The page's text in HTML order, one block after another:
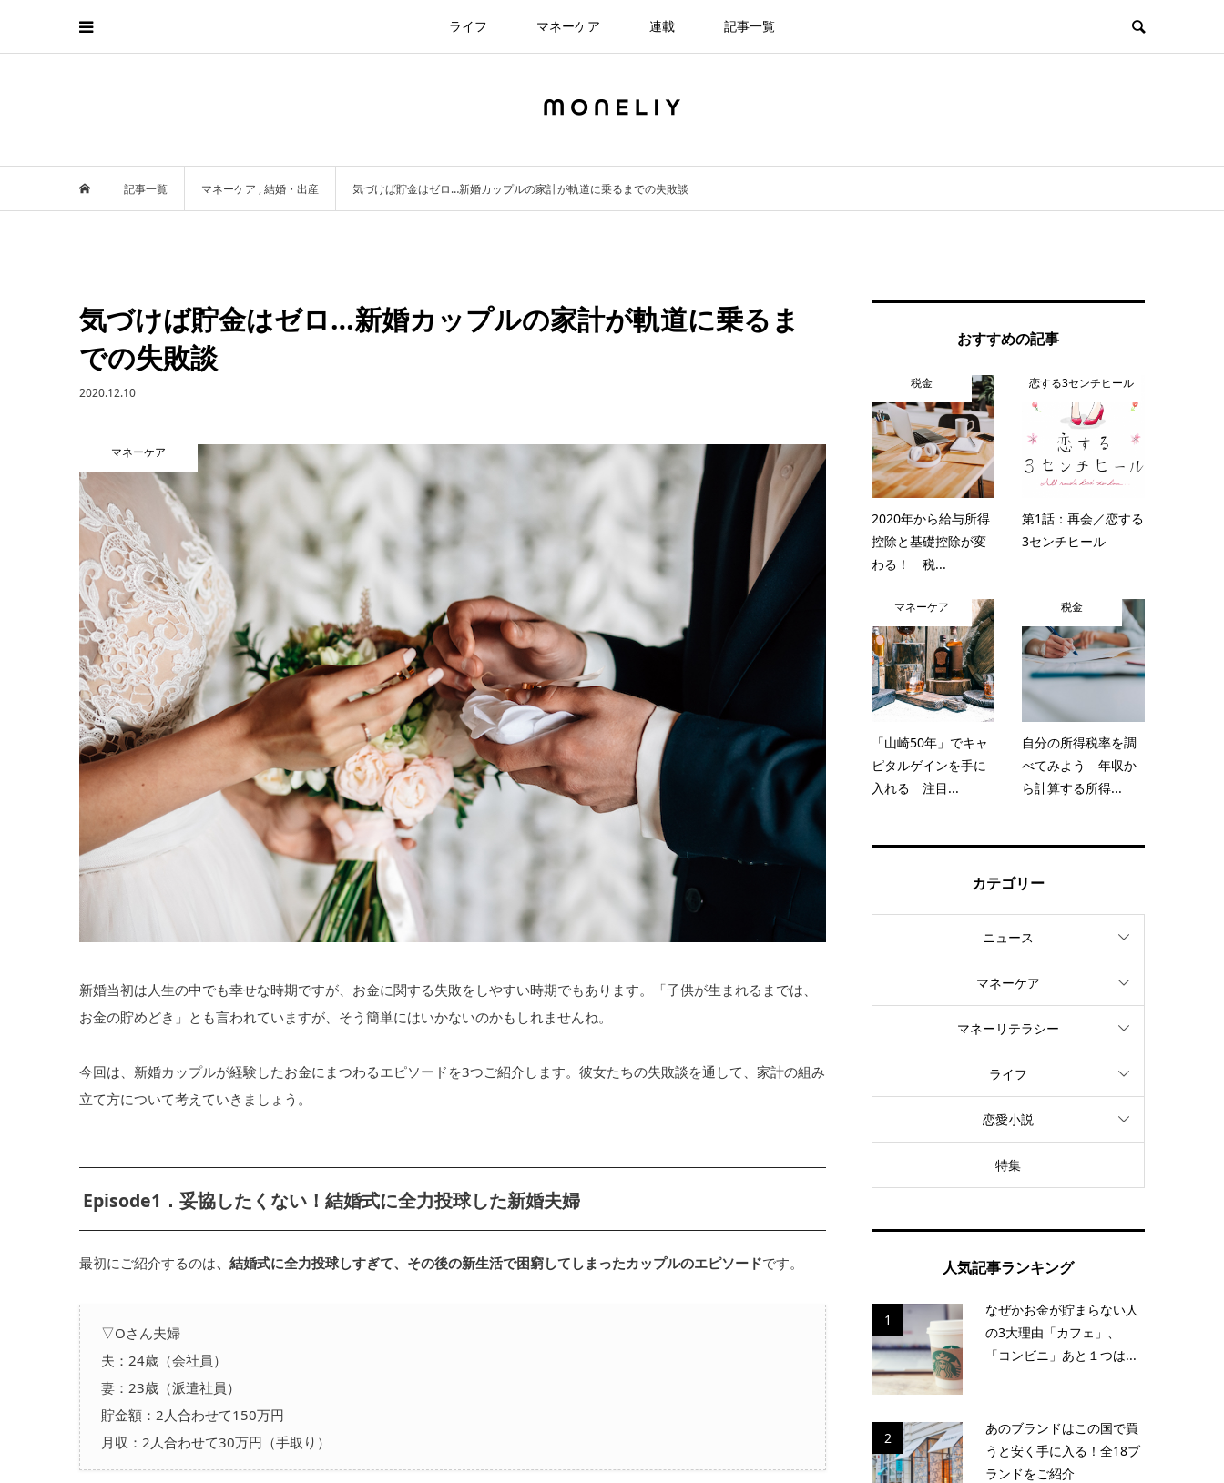
ライフ マネーケア 連載 記事一覧
記事一覧 マネーケア ,結婚・出産 気づけば貯金はゼロ…新婚カップルの家計が軌道に乗るまでの失敗談
気づけば貯金はゼロ…新婚カップルの家計が軌道に乗るま
での失敗談
2020.12.10
マネーケア
新婚当初は人生の中でも幸せな時期ですが、お金に関する失敗をしやすい時期でもあります。「子供が生まれるまでは、
お金の貯めどき」とも言われていますが、そう簡単にはいかないのかもしれませんね。
今回は、新婚カップルが経験したお金にまつわるエピソードを3つご紹介します。彼女たちの失敗談を通して、家計の組み
立て方について考えていきましょう。
Episode1．妥協したくない！結婚式に全力投球した新婚夫婦
最初にご紹介するのは、結婚式に全力投球しすぎて、その後の新生活で困窮してしまったカップルのエピソードです。
▽Oさん夫婦
夫：24歳（会社員）
妻：23歳（派遣社員）
貯金額：2人合わせて150万円
月収：2人合わせて30万円（手取り）
おすすめの記事
税金
2020年から給与所得
控除と基礎控除が変
わる！ 税...
恋する3センチヒール
第1話：再会／恋する
3センチヒール
マネーケア
「山崎50年」でキャ
ピタルゲインを手に
入れる 注目...
税金
自分の所得税率を調
べてみよう 年収か
ら計算する所得...
カテゴリー
ニュース
マネーケア
マネーリテラシー
ライフ
恋愛小説
特集
人気記事ランキング
1
なぜかお金が貯まらない人
の3大理由「カフェ」、
「コンビニ」あと１つは...
2
あのブランドはこの国で買
うと安く手に入る！全18ブ
ランドをご紹介